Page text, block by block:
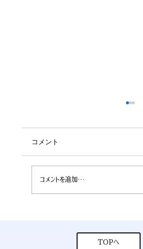
7月28日公開 お客様
コメント
コメントを追加…
TOPへ